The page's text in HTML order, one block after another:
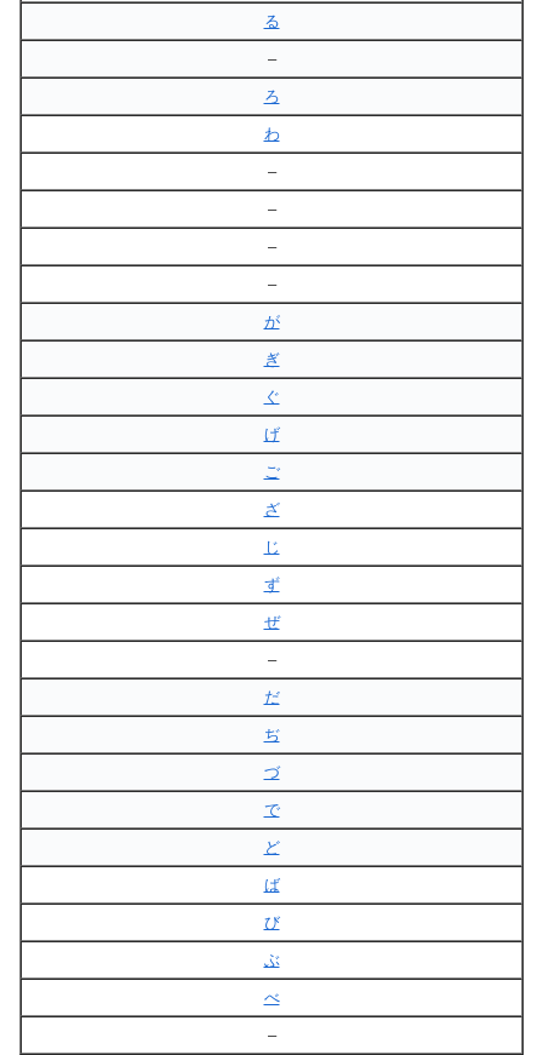
る
–
ろ
わ
–
–
–
–
が
ぎ
ぐ
げ
ご
ざ
じ
ず
ぜ
–
だ
ぢ
づ
で
ど
ば
び
ぶ
べ
–